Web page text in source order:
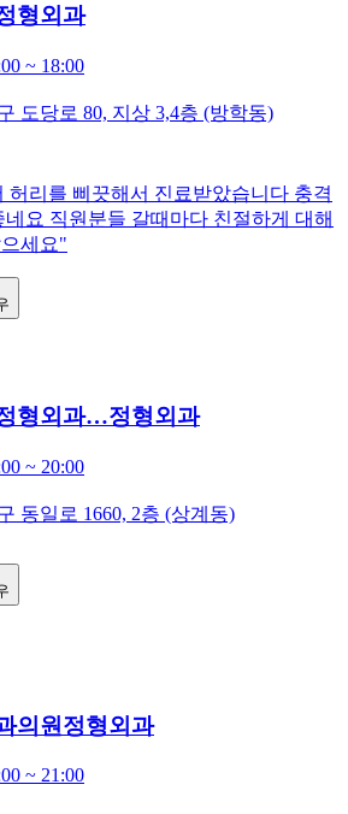
형외과
~ 18:00
도당로 80, 지상 3,4층 (방학동)
리를 삐끗해서 진료받았습니다 충격
요 직원분들 갈때마다 친절하게 대해
세요"
형외과…정형외과
~ 20:00
동일로 1660, 2층 (상계동)
의원 정형외과
~ 21:00